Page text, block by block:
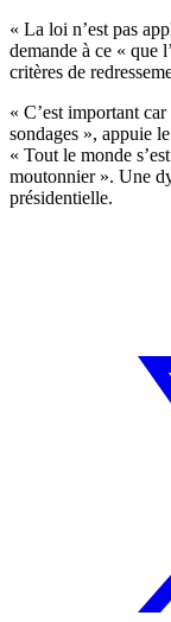
« La loi n’est pas
demande à ce « que
critères de
« C’est important
sondages », appuie
« Tout le monde
moutonnier ». Une
présidentielle.